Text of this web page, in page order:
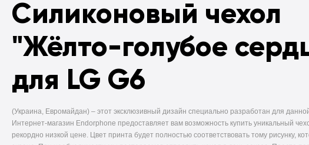
Силиконовый чехол
"Жёлто-голубое
для LG G6
(Украина, Евромайдан) – этот эксклюзивный дизайн специально разработан для
Интернет-магазин Endorphone предоставляет вам возможность купить уникальный
рекордно низкой цене. Цвет принта будет полностью соответствовать тому рисунку,